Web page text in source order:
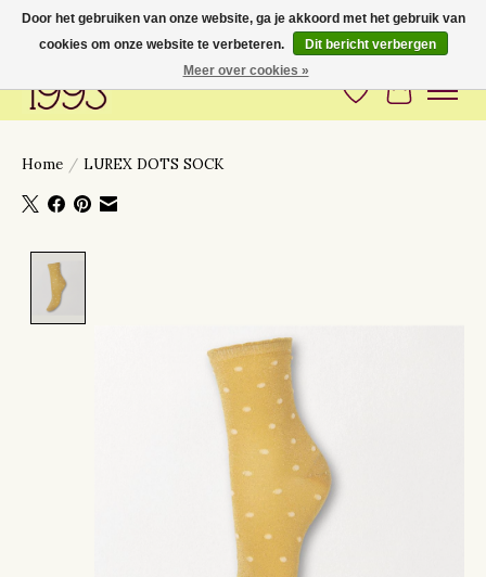
Love to have you around
Verlanglijst
Home / LUREX DOTS SOCK
Door het gebruiken van onze website, ga je akkoord met het gebruik van
cookies om onze website te verbeteren.
Dit bericht verbergen
Meer over cookies »